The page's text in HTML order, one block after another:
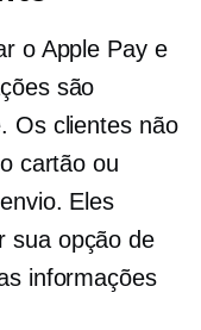
o Apple Pay e
são
Os clientes não
cartão ou
Eles
sua opção de
informações